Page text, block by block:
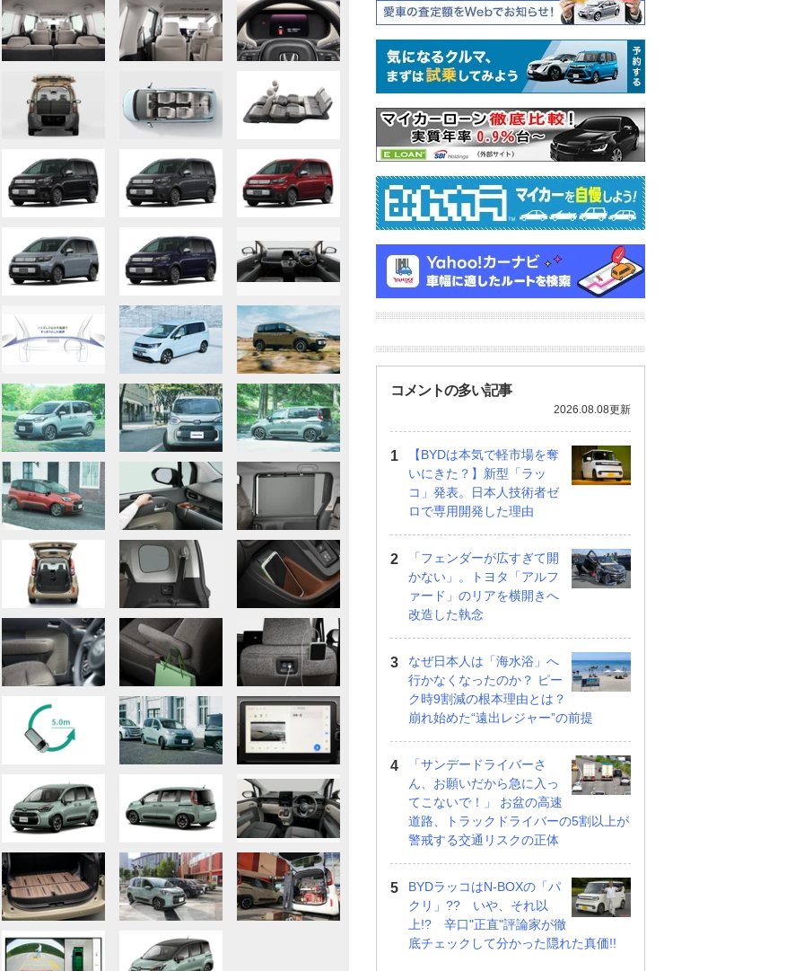
コメントの多い記事
2026.08.08更新
【BYDは本気で軽市場を奪
いにきた？】新型「ラッ
コ」発表。日本人技術者ゼ
ロで専用開発した理由
「フェンダーが広すぎて開
かない」。トヨタ「アルフ
ァード」のリアを横開きへ
改造した執念
なぜ日本人は「海水浴」へ
行かなくなったのか？ ピー
ク時9割減の根本理由とは？
崩れ始めた“遠出レジャー”の前提
「サンデードライバーさ
ん、お願いだから急に入っ
てこないで！」 お盆の高速
道路、トラックドライバーの5割以上が
警戒する交通リスクの正体
BYDラッコはN-BOXの「パ
クリ」?? いや、それ以
上!? 辛口"正直"評論家が徹
底チェックして分かった隠れた真価!!